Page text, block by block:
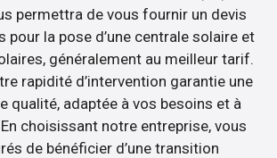
permettra de vous fournir un devis
pour la pose d’une centrale solaire et
généralement au meilleur tarif.
rapidité d’intervention garantie une
qualité, adaptée à vos besoins et à
choisissant notre entreprise, vous
de bénéficier d’une transition